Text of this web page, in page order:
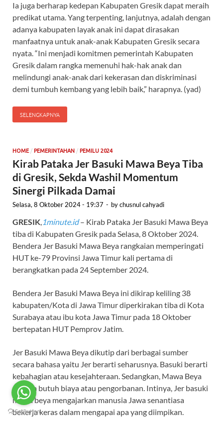
Ia juga berharap kedepan Kabupaten Gresik dapat meraih
predikat utama. Yang terpenting, lanjutnya, adalah dengan
adanya kabupaten layak anak ini dapat dirasakan
manfaatnya untuk anak-anak Kabupaten Gresik secara
nyata. “Ini menjadi komitmen pemerintah Kabupaten
Gresik dalam rangka memenuhi hak-hak anak dan
melindungi anak-anak dari kekerasan dan diskriminasi
demi tumbuh kembang yang lebih baik,” harapnya. (yad)
SELENGKAPNYA
HOME / PEMERINTAHAN / PEMILU 2024
Kirab Pataka Jer Basuki Mawa Beya Tiba
di Gresik, Sekda Washil Momentum
Sinergi Pilkada Damai
Selasa, 8 Oktober 2024 - 19:37 - bychusnul cahyadi
GRESIK, 1minute.id– Kirab Pataka Jer Basuki Mawa Beya
tiba di Kabupaten Gresik pada Selasa, 8 Oktober 2024.
Bendera Jer Basuki Mawa Beya rangkaian memperingati
HUT ke-79 Provinsi Jawa Timur kali pertama di
berangkatkan pada 24 September 2024.
Bendera Jer Basuki Mawa Beya ini dikirap keliling 38
kabupaten/Kota di Jawa Timur diperkirakan tiba di Kota
Surabaya atau ibu kota Jawa Timur pada 18 Oktober
bertepatan HUT Pemprov Jatim.
Jer Basuki Mawa Beya dikutip dari berbagai sumber
secara bahasa yaitu Jer berarti seharusnya. Basuki berarti
kebahagian atau kesejahteraan. Sedangkan, Mawa Beya
artinya butuh biaya atau pengorbanan. Intinya, Jer basuki
mawa beya mengajarkan manusia Jawa senantiasa
bekerja keras dalam mengapai apa yang diimpikan.